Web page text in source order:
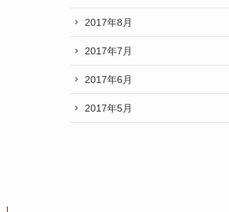
2017年8月
2017年7月
2017年6月
2017年5月